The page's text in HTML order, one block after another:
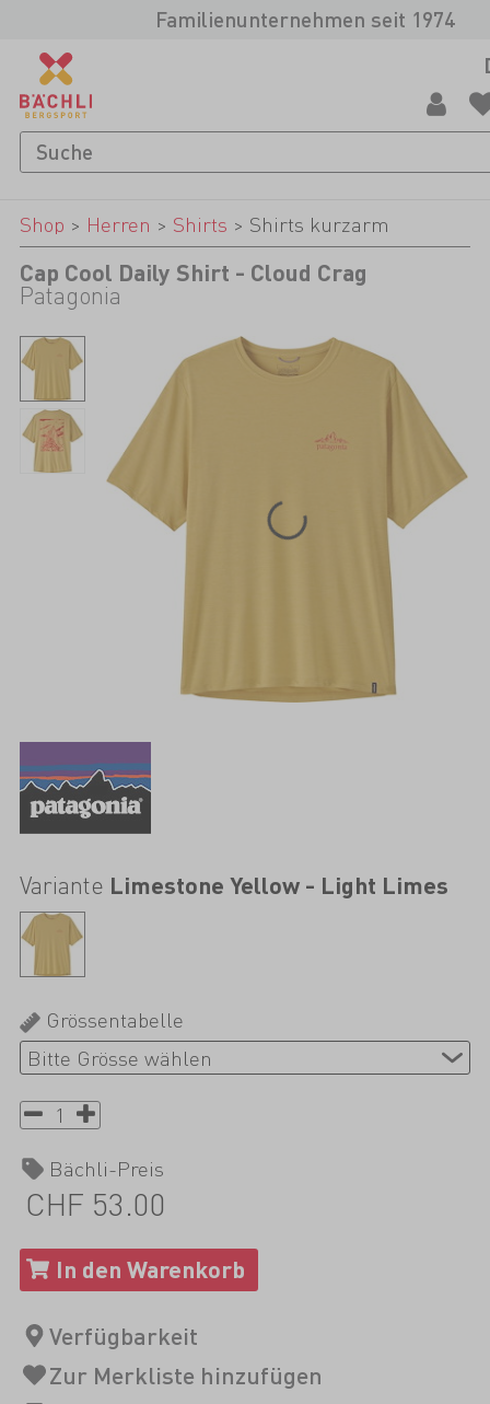
Familienunternehmen seit 1974
Shop > Herren > Shirts > Shirts kurzarm
Cap Cool Daily Shirt - Cloud Crag
Patagonia
Variante Limestone Yellow - Light Limes
Grössentabelle
Bächli-Preis
CHF 53.00